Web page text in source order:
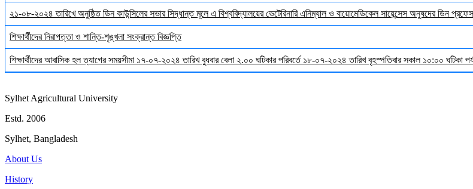
২১-০৮-২০২৪ তারিখে অনুষ্ঠিত ডিন কাউন্সিলের সভার সিদ্ধান্ত মূলে এ বিশ্ববিদ্যালয়ের ভেটেরিনারি এনিম্যাল ও বায়োমেডিকেল সায়েন্সেস অনুষদের ডিন
শিক্ষার্থীদের নিরাপত্তা ও শান্তি-শৃঙ্খলা সংক্রান্ত বিজ্ঞপ্তি
শিক্ষার্থীদের আবাসিক হল ত্যাগের সময়সীমা ১৭-০৭-২০২৪ তারিখ বুধবার বেলা ২.০০ ঘটিকার পরিবর্তে ১৮-০৭-২০২৪ তারিখ বৃহস্পতিবার সকাল ১০:০০ ঘটিকা
Sylhet Agricultural University
Estd. 2006
Sylhet, Bangladesh
About Us
History